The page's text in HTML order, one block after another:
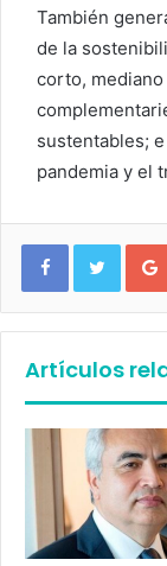
También
de la
corto,
sustentables;
pandemia y el
Artículos